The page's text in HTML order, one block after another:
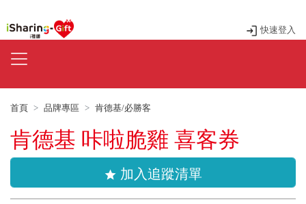
快速登入
首頁 品牌專區 肯德基/必勝客
肯德基 咔啦脆雞 喜客券
star 加入追蹤清單